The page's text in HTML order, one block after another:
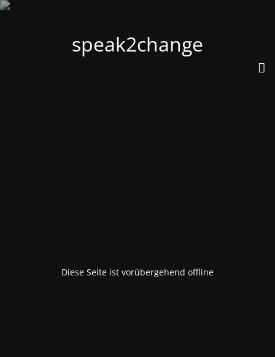
speak2change
Diese Seite ist vorübergehend offline